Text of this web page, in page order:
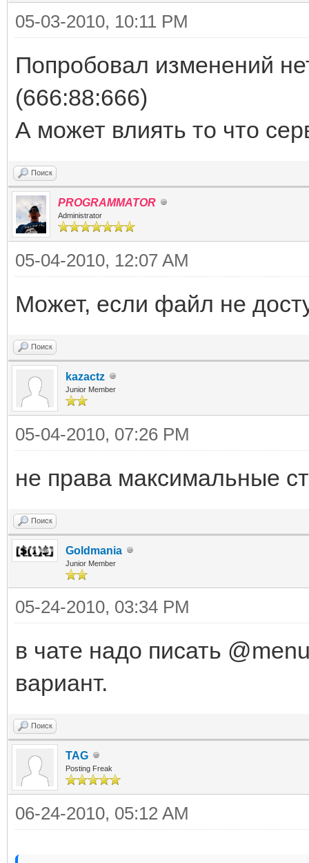
05-03-2010, 10:11 PM
Попробовал изменений
(666:88:666)
А может влиять то что
Поиск
PROGRAMMATOR
Administrator
05-04-2010, 12:07 AM
Может, если файл не
Поиск
kazactz
Junior Member
05-04-2010, 07:26 PM
не права максимальные
Поиск
Goldmania
Junior Member
05-24-2010, 03:34 PM
в чате надо писать
вариант.
Поиск
TAG
Posting Freak
06-24-2010, 05:12 AM